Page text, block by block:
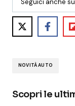
NOVITÀ AUTO
Scopri le